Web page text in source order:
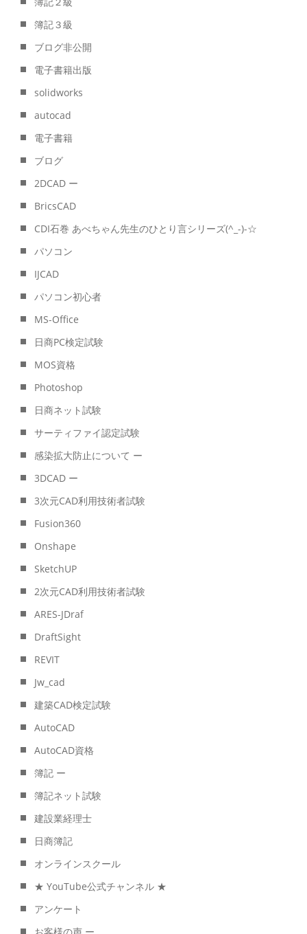
簿記３級
ブログ非公開
電子書籍出版
solidworks
autocad
電子書籍
ブログ
2DCAD ー
BricsCAD
CDI石巻 あべちゃん先生のひとり言シリーズ(^_-)-☆
パソコン
IJCAD
パソコン初心者
MS-Office
日商PC検定試験
MOS資格
Photoshop
日商ネット試験
サーティファイ認定試験
感染拡大防止について ー
3DCAD ー
3次元CAD利用技術者試験
Fusion360
Onshape
SketchUP
2次元CAD利用技術者試験
ARES-JDraf
DraftSight
REVIT
Jw_cad
建築CAD検定試験
AutoCAD
AutoCAD資格
簿記 ー
簿記ネット試験
建設業経理士
日商簿記
オンラインスクール
★ YouTube公式チャンネル ★
アンケート
お客様の声 ー